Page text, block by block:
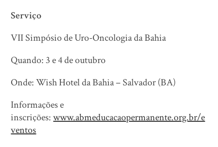
Serviço
VII Simpósio de Uro-Oncologia da Bahia
Quando: 3 e 4 de outubro
Onde: Wish Hotel da Bahia – Salvador (BA)
Informações e
inscrições:www.abmeducacaopermanente.org.br/e
ventos